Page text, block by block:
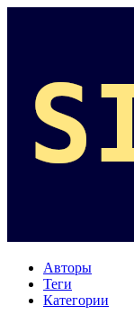
Авторы
Теги
Категории